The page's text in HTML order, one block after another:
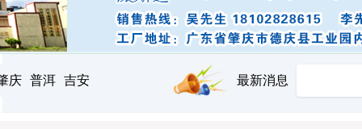
庆 普洱 吉安 最新消息